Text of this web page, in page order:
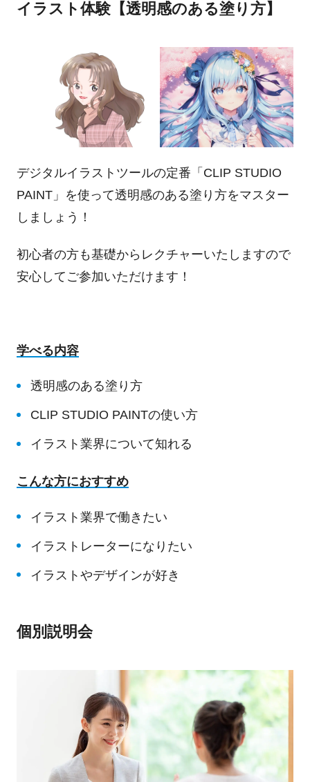
イラスト体験【透明感のある塗り方】
デジタルイラストツールの定番「CLIP STUDIO
PAINT」を使って透明感のある塗り方をマスター
しましょう！
初心者の方も基礎からレクチャーいたしますので
安心してご参加いただけます！
学べる内容
透明感のある塗り方
CLIP STUDIO PAINTの使い方
イラスト業界について知れる
こんな方におすすめ
イラスト業界で働きたい
イラストレーターになりたい
イラストやデザインが好き
個別説明会